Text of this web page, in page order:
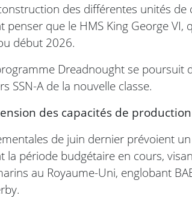
des différentes unités
penser que le HMS King George
début 2026.
Dreadnought se poursuit
SSN-A de la nouvelle classe.
des capacités de
de juin dernier prévoient
la période budgétaire en cours,
au Royaume-Uni, englobant